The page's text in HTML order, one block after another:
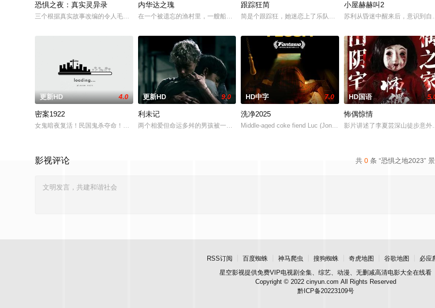
恐惧之夜：真实灵异录
三个根据真实故事改编的令人毛骨悚然的故事，揭示了信仰、恐惧和未知的可怕深渊——从被诅咒的航程困住的水手，到被食人传说困扰的岛
内华达之瑰
在一个被遗忘的渔村里，一艘船神秘地出现在旧港口。“内华达之瑰”号三十年前曾全员遇难，如今再次归来
跟踪狂简
简是个跟踪狂，她迷恋上了乐队成员德米特里——一位冉冉升起的摇
小屋赫赫叫2
苏利从昏迷中醒来后，意识到
更新HD 4.0
密案1922
女鬼暗夜复活！民国鬼杀夺命！白米埋尸噬魂杀，鬼刃穿腹斩灵杀，女鬼点名要命！一幕幕“连环鬼杀”怵目惊心，令人胆寒！时局动荡，冤
更新HD 9.0
利未记
两个相爱但命运多舛的男孩被一个暴力的存在所纠缠，这个存在会以他们最想要的那个人——也就是彼此
HD中字 7.0
洗净2025
Middle-aged coke fiend Luc (Jonathan Lambert, Quentin Dupieux’
HD国语
怖偶惊情
影片讲述了李夏芸深山徒步意
共 0 条 “恐惧之地2023”
影视评论
RSS订阅 百度蜘蛛 神马爬虫 搜狗蜘蛛 奇虎地图 谷歌地图
必应
星空影视提供免费VIP电视剧全集、综艺、动漫、无删减高清电影大全在线看
Copyright © 2022 cinyun.com All Rights Reserved
黔ICP备20223109号